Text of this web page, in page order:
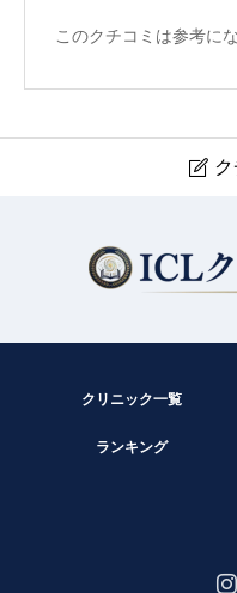
（Google Mapから引用
このクチコミは参考に

現在クチコ
クリニック一覧
ランキング